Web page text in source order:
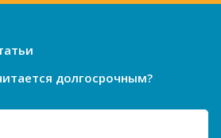
долгосрочным?